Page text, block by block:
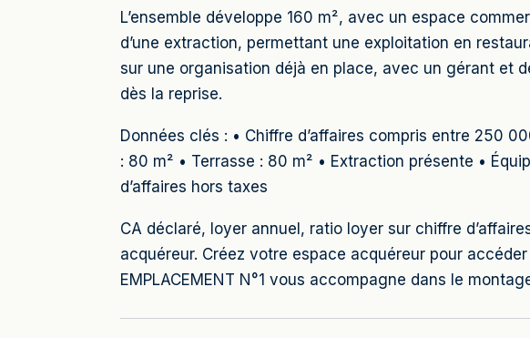
L’ensemble développe 160 m², avec un espace
d’une extraction, permettant une exploitation en
sur une organisation déjà en place, avec un gérant et
dès la reprise.
Données clés : • Chiffre d’affaires compris entre 250
: 80 m² • Terrasse : 80 m² • Extraction présente •
d’affaires hors taxes
CA déclaré, loyer annuel, ratio loyer sur chiffre
acquéreur. Créez votre espace acquéreur pour
EMPLACEMENT N°1 vous accompagne dans le